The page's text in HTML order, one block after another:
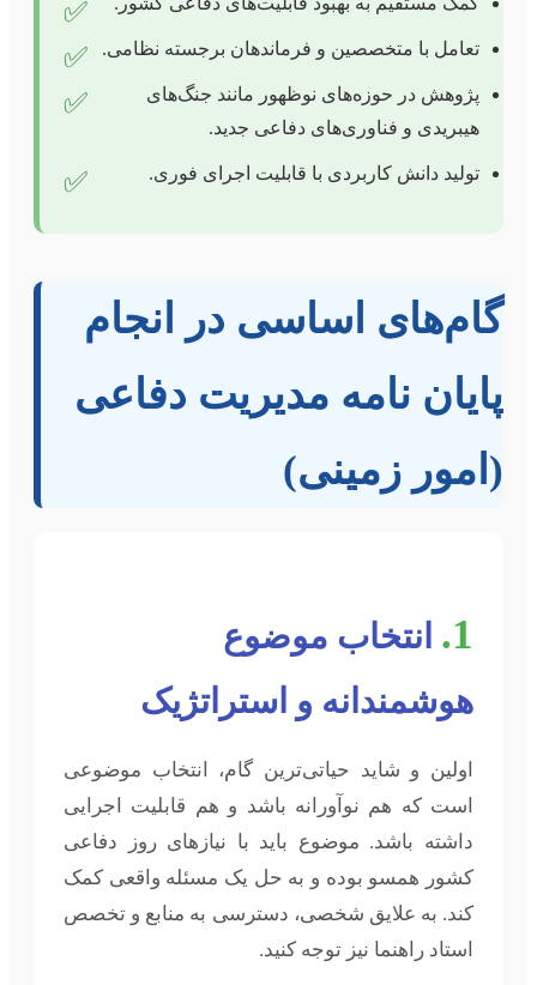
✅
✅ تعامل با متخصصین و فرماندهان برجسته نظامی.
✅
پژوهش در حوزه‌های نوظهور مانند جنگ‌های
هیبریدی و فناوری‌های دفاعی جدید.
✅ تولید دانش کاربردی با قابلیت اجرای فوری.
گام‌های اساسی در انجام
پایان نامه مدیریت دفاعی
(امور زمینی)
1.
انتخاب موضوع
هوشمندانه و استراتژیک
اولین و شاید حیاتی‌ترین گام، انتخاب موضوعی
است که هم نوآورانه باشد و هم قابلیت اجرایی
داشته باشد. موضوع باید با نیازهای روز دفاعی
کشور همسو بوده و به حل یک مسئله واقعی کمک
کند. به علایق شخصی، دسترسی به منابع و تخصص
استاد راهنما نیز توجه کنید.